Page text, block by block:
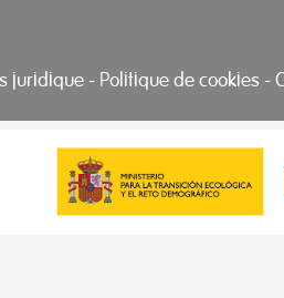
juridique - Politique de cookies -